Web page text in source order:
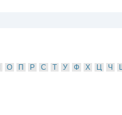
О П Р С Т У Ф Х Ц Ч